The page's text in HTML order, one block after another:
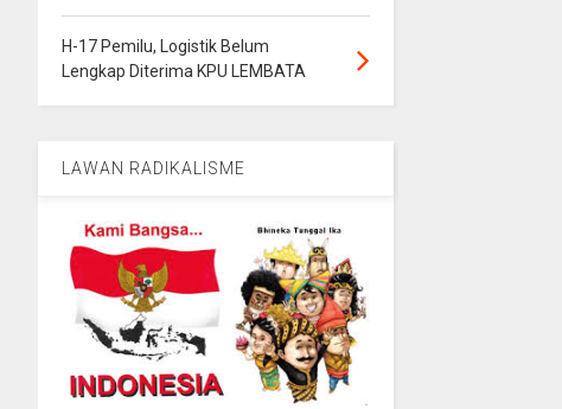
H-17 Pemilu, Logistik Belum
Lengkap Diterima KPU LEMBATA
LAWAN RADIKALISME